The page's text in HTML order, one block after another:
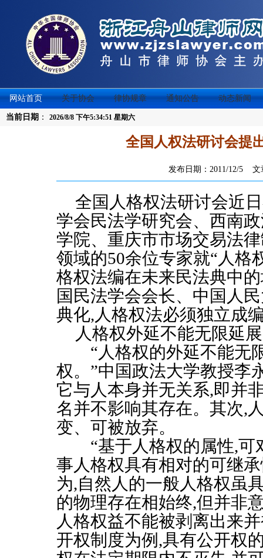
网站首页 关于协会 律协规章 通知公告 动态新闻
当前日期 ： 2026/8/8 下午5:34:51 星期六
全国人权法研讨会提
发布日期：2011/12/5
全国人格权法研讨会近
学会民法学研究会、西南
学院、重庆市市场交易法
领域的50余位专家就“人格
格权法编在未来民法典中
国民法学会会长、中国人
典化, 人格权法必须独立成
人格权外延不能无限延展
“人格权的外延不能无
权。”中国政法大学教授李
它与人本身并无关系,即并
名并不影响其存在。其次,
变、可被放弃。
“基于人格权的属性,可
事人格权具有相对的可继
为,自然人的一般人格权虽
的物理存在相始终,但并非
人格权益不能被剥离出来
开权制度为例 ,具有公开权